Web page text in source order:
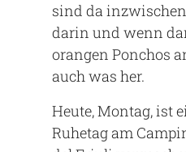
sind da
darin und wenn
orangen Ponchos
auch was her.
Heute, Montag, ist
Ruhetag am